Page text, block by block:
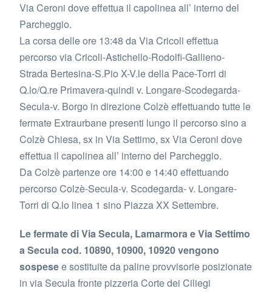
Via Ceroni dove effettua il capolinea all’ interno del
Parcheggio.
La corsa delle ore 13:48 da Via Cricoli effettua
percorso via Cricoli-Astichello-Rodolfi-Gallieno-
Strada Bertesina-S.Pio X-V.le della Pace-Torri di
Q.lo/Q.re Primavera-quindi v. Longare-Scodegarda-
Secula-v. Borgo in direzione Colzè effettuando tutte le
fermate Extraurbane presenti lungo il percorso sino a
Colzè Chiesa, sx in Via Settimo, sx Via Ceroni dove
effettua il capolinea all’ interno del Parcheggio.
Da Colzè partenze ore 14:00 e 14:40 effettuando
percorso Colzè-Secula-v. Scodegarda- v. Longare-
Torri di Q.lo linea 1 sino Piazza XX Settembre.
Le fermate di Via Secula, Lamarmora e Via Settimo
a Secula cod. 10890, 10900, 10920 vengono
sospesee sostituite da paline provvisorie posizionate
in via Secula fronte pizzeria Corte dei Ciliegi